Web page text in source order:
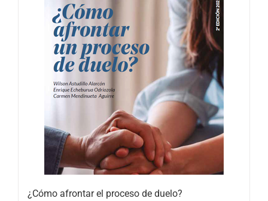
¿Cómo afrontar el proceso de duelo?